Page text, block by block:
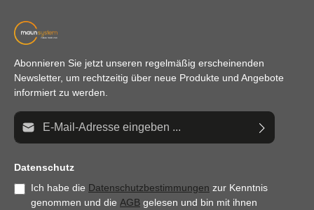
Abonnieren Sie jetzt unseren regelmäßig erscheinenden
Newsletter, um rechtzeitig über neue Produkte und Angebote
informiert zu werden.
E-Mail-Adresse*
Datenschutz
Ich habe die Datenschutzbestimmungen zur Kenntnis
genommen und die AGB gelesen und bin mit ihnen